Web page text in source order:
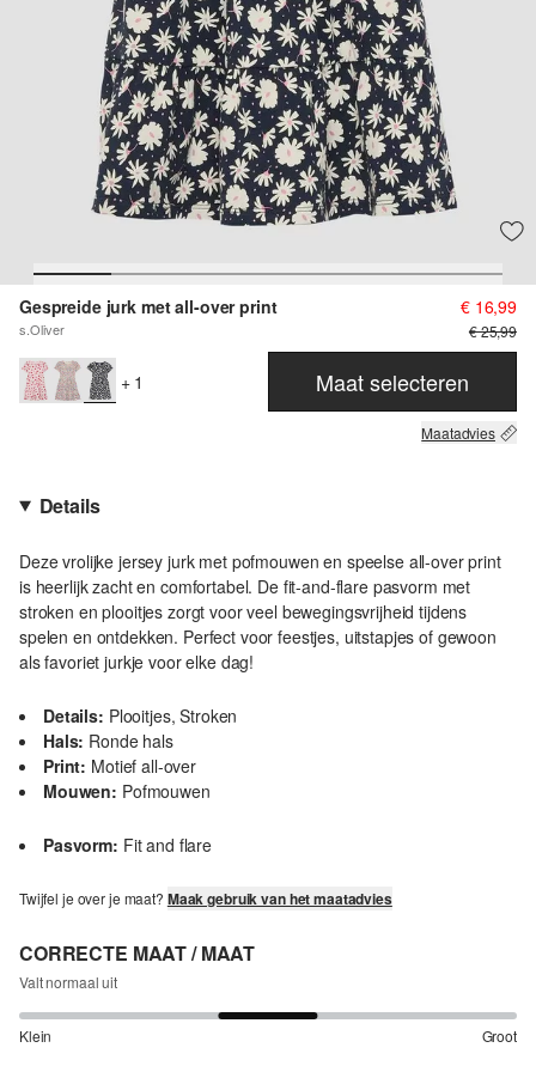
Gespreide jurk met all-over print
s.Oliver
€ 16,99
€ 25,99
+ 1 Maat selecteren
Maatadvies
Details
Deze vrolijke jersey jurk met pofmouwen en speelse all-over print
is heerlijk zacht en comfortabel. De fit-and-flare pasvorm met
stroken en plooitjes zorgt voor veel bewegingsvrijheid tijdens
spelen en ontdekken. Perfect voor feestjes, uitstapjes of gewoon
als favoriet jurkje voor elke dag!
Details: Plooitjes, Stroken
Hals: Ronde hals
Print: Motief all-over
Mouwen: Pofmouwen
Pasvorm: Fit and flare
Twijfel je over je maat? Maak gebruik van het maatadvies
CORRECTE MAAT / MAAT
Valt normaal uit
Klein Groot